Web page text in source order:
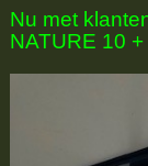
Nu met
NATURE 10